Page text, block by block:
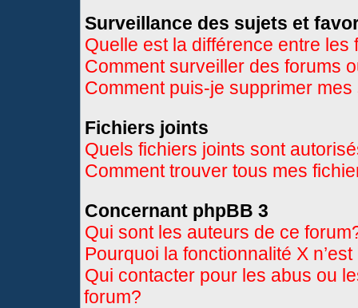
Surveillance des sujets et
Quelle est la différence entre
Comment surveiller des forums
Comment puis-je supprimer
Fichiers joints
Quels fichiers joints sont
Comment trouver tous mes
Concernant phpBB 3
Qui sont les auteurs de ce
Pourquoi la fonctionnalité X
Qui contacter pour les abus ou
forum?